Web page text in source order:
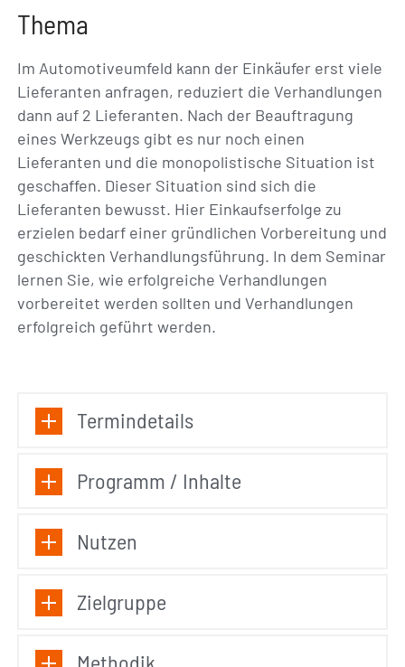
Thema
Im Automotiveumfeld kann der Einkäufer erst viele
Lieferanten anfragen, reduziert die Verhandlungen
dann auf 2 Lieferanten. Nach der Beauftragung
eines Werkzeugs gibt es nur noch einen
Lieferanten und die monopolistische Situation ist
geschaffen. Dieser Situation sind sich die
Lieferanten bewusst. Hier Einkaufserfolge zu
erzielen bedarf einer gründlichen Vorbereitung und
geschickten Verhandlungsführung. In dem Seminar
lernen Sie, wie erfolgreiche Verhandlungen
vorbereitet werden sollten und Verhandlungen
erfolgreich geführt werden.
Termindetails
Programm / Inhalte
Nutzen
Zielgruppe